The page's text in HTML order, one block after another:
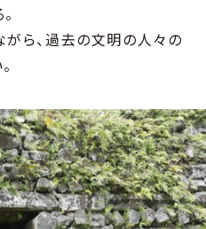
ら、過去の文明の人々の